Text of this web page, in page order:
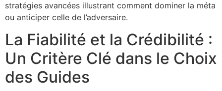
stratégies avancées illustrant comment dominer la méta
ou anticiper celle de l’adversaire.
La Fiabilité et la Crédibilité :
Un Critère Clé dans le Choix
des Guides